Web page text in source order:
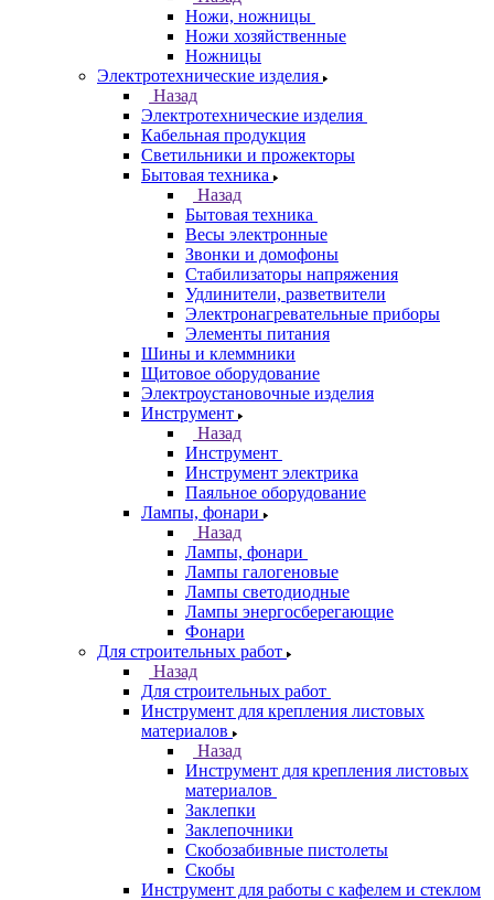
Ножи, ножницы
Ножи хозяйственные
Ножницы
Электротехнические изделия
Назад
Электротехнические изделия
Кабельная продукция
Светильники и прожекторы
Бытовая техника
Назад
Бытовая техника
Весы электронные
Звонки и домофоны
Стабилизаторы напряжения
Удлинители, разветвители
Электронагревательные приборы
Элементы питания
Шины и клеммники
Щитовое оборудование
Электроустановочные изделия
Инструмент
Назад
Инструмент
Инструмент электрика
Паяльное оборудование
Лампы, фонари
Назад
Лампы, фонари
Лампы галогеновые
Лампы светодиодные
Лампы энергосберегающие
Фонари
Для строительных работ
Назад
Для строительных работ
Инструмент для крепления листовых
материалов
Назад
Инструмент для крепления листовых
материалов
Заклепки
Заклепочники
Скобозабивные пистолеты
Скобы
Инструмент для работы с кафелем и стеклом